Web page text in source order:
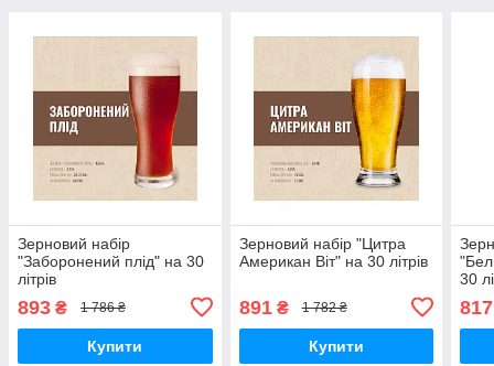
Зерновий набір
"Заборонений плід" на 30
літрів
893 ₴ 1 786 ₴
Купити
Зерновий набір "Цитра
Американ Віт" на 30 літрів
891₴ 1 782 ₴
Купити
30